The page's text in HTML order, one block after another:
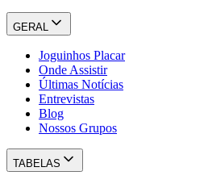
GERAL
Joguinhos Placar
Onde Assistir
Últimas Notícias
Entrevistas
Blog
Nossos Grupos
TABELAS